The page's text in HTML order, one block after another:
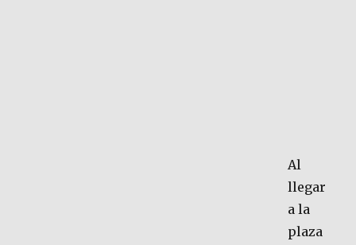
Al
llegar
a la
plaza